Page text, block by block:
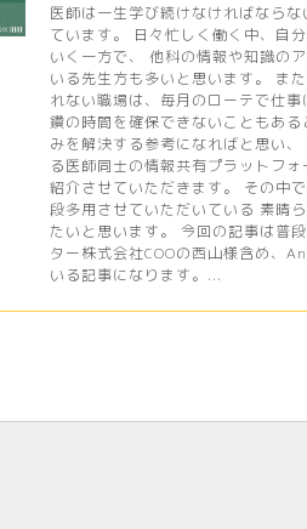
医師は一生学び続けなければなら
ています。 日々忙しく働く中、自
いく一方で、 他科の情報や知識の
いる先生方も多いと思います。 ま
れない職場は、毎月のローテで仕
鑽の時間を確保できないこともあ
みを解決する参考になればと思い
る医師同士の情報共有プラットフ
紹介させていただきます。 その中
段多用させていただいている 素晴
たいと思います。 今回の記事は普
ター株式会社COOの西山様含め、
いる記事になります。...